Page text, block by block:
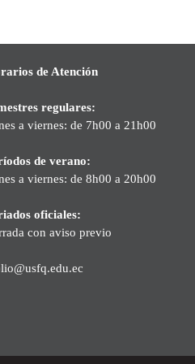
de Atención
regulares:
a viernes: de 7h00 a 21h00
de verano:
a viernes: de 8h00 a 20h00
oficiales:
con aviso previo